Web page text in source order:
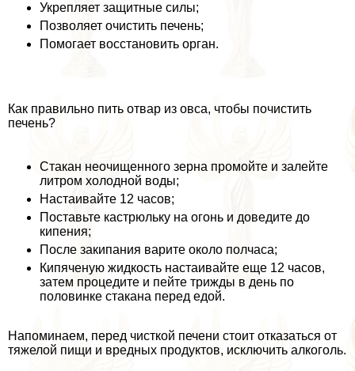
Укрепляет защитные силы;
Позволяет очистить печень;
Помогает восстановить орган.
Как правильно пить отвар из овса, чтобы почистить
печень?
Стакан неочищенного зерна промойте и залейте
литром холодной воды;
Настаивайте 12 часов;
Поставьте кастрюльку на огонь и доведите до
кипения;
После закипания варите около полчаса;
Кипяченую жидкость настаивайте еще 12 часов,
затем процедите и пейте трижды в день по
половинке стакана перед едой.
Напоминаем, перед чисткой печени стоит отказаться от
тяжелой пищи и вредных продуктов, исключить алкоголь.